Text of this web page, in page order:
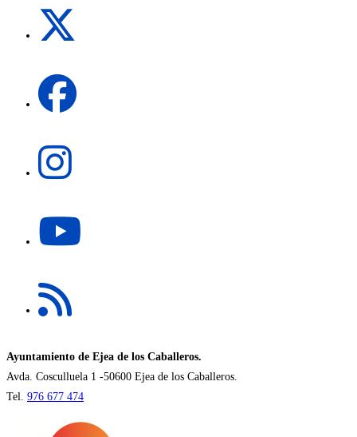
pestaña
abre
abre
nueva
pestaña
en
nueva
pestaña
Ayuntamiento de Ejea de los Caballeros.
Avda. Cosculluela 1 -50600 Ejea de los Caballeros.
Tel. 976 677 474